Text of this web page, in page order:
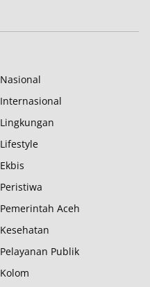
Nasional
Internasional
Lingkungan
Lifestyle
Ekbis
Peristiwa
Pemerintah Aceh
Kesehatan
Pelayanan Publik
Kolom